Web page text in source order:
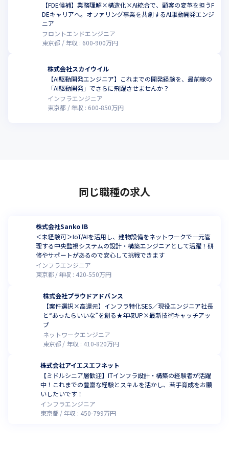
【FDE候補】業務理解×構造化×AI統合で、顧客の変革を担うF
DEキャリアへ。オファリング事業を共創するAI駆動開発エンジ
ニア
フロントエンドエンジニア
東京都
年収 : 600-900万円
株式会社スカイウイル
【AI駆動開発エンジニア】これまでの開発経験を、最前線の
「AI駆動開発」でさらに飛躍させませんか？
インフラエンジニア
東京都
年収 : 600-850万円
同じ職種の求人
株式会社Sanko IB
＜未経験可＞IoT/AIを活用し、建物設備をネットワークで一元管
理する中央監視システムの設計・構築エンジニアとして活躍！研
修やサポートがあるので安心して挑戦できます
インフラエンジニア
東京都
年収 : 420-550万円
株式会社プラウドアドバンス
【案件選択×高還元】インフラ特化SES／現役エンジニア社長
と“あったらいいな”を創る★年収UP×最新技術キャッチアッ
プ
ネットワークエンジニア
東京都
年収 : 410-820万円
株式会社アイエスエフネット
【ミドルシニア層歓迎】ITインフラ設計・構築の経験者が活躍
中！これまでの豊富な経験とスキルを活かし、若手育成をお願
いしたいです！
インフラエンジニア
東京都
年収 : 450-799万円